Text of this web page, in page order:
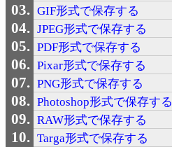
GIF形式で保存する
JPEG形式で保存する
PDF形式で保存する
Pixar形式で保存する
PNG形式で保存する
Photoshop形式で保存する
RAW形式で保存する
Targa形式で保存する